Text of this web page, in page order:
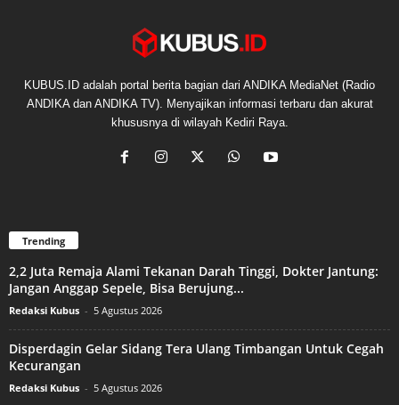
KUBUS.ID adalah portal berita bagian dari ANDIKA MediaNet (Radio
ANDIKA dan ANDIKA TV). Menyajikan informasi terbaru dan akurat
khususnya di wilayah Kediri Raya.
Trending
2,2 Juta Remaja Alami Tekanan Darah Tinggi, Dokter Jantung:
Jangan Anggap Sepele, Bisa Berujung...
Redaksi Kubus - 5 Agustus 2026
Disperdagin Gelar Sidang Tera Ulang Timbangan Untuk Cegah
Kecurangan
Redaksi Kubus - 5 Agustus 2026